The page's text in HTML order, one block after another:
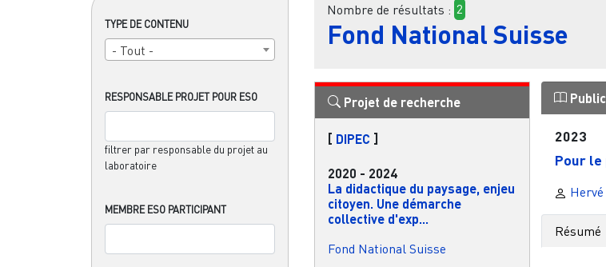
TYPE DE CONTENU
- Tout -
RESPONSABLE PROJET POUR ESO
filtrer par responsable du projet au
laboratoire
MEMBRE ESO PARTICIPANT
Nombre de résultats : 2
Fond National Suisse
Projet de recherche
[ DIPEC ]
2020 - 2024
La didactique du paysage, enjeu
citoyen. Une démarche
collective d'exp...
Fond National Suisse
2023
Pour le
Hervé
Résumé